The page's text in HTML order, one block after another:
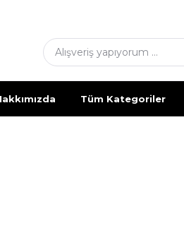
Tüm Kategoriler